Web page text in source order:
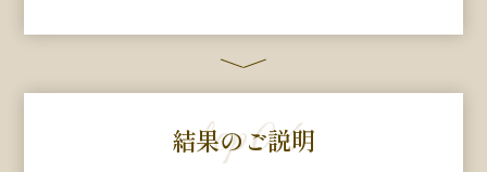
step04
結果のご説明